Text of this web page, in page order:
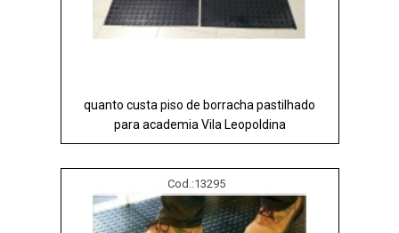
quanto custa piso de borracha pastilhado
para academia Vila Leopoldina
Cod.:13295